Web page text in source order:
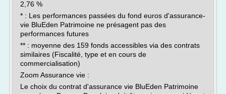
2,76 %
* : Les performances passées du fond euros d'assurance-
vie BluEden Patrimoine ne présagent pas des
performances futures
** : moyenne des 159 fonds accessibles via des contrats
similaires (Fiscalité, type et en cours de
commercialisation)
Zoom Assurance vie :
Le choix du contrat d'assurance vie BluEden Patrimoine